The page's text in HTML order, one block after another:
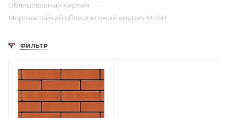
Облицовочный кирпич —
Морозостойкий облицовочный кирпич М-150
ФИЛЬТР